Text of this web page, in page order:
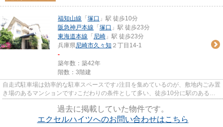
福知山線 「 塚口 」駅 徒歩10分
阪急神戸本線 「 塚口 」駅 徒歩23分
東海道本線 「 尼崎 」駅 徒歩23分
兵庫県尼崎市久々知 ２丁目14-1
-
築年数：築42年
階数：3階建
自走式駐車場は効率的な駐車スペースです♪注目を集めているのが、敷地内ごみ置
き場のあるマンションです♪こだわりの条件として多い、徒歩10分に駅のある物
過去に掲載していた物件です。
エクセルハイツへのお問い合わせはこちら